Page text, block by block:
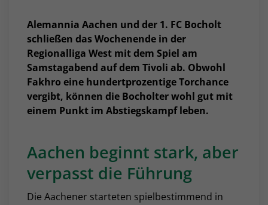
Alemannia Aachen und der 1. FC Bocholt
schließen das Wochenende in der
Regionalliga West mit dem Spiel am
Samstagabend auf dem Tivoli ab. Obwohl
Fakhro eine hundertprozentige Torchance
vergibt, können die Bocholter wohl gut mit
einem Punkt im Abstiegskampf leben.
Aachen beginnt stark, aber
verpasst die Führung
Die Aachener starteten spielbestimmend in